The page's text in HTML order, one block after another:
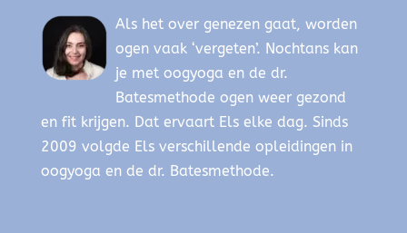
Als het over genezen gaat, worden
ogen vaak ‘vergeten’. Nochtans kan
je met oogyoga en de dr.
Batesmethode ogen weer gezond
en fit krijgen. Dat ervaart Els elke dag. Sinds
2009 volgde Els verschillende opleidingen in
oogyoga en de dr. Batesmethode.